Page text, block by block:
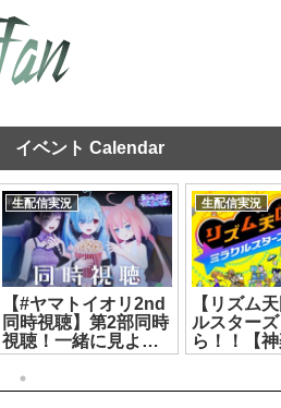
イベント Calendar
生配信実況
【#ヤマトイオリ2nd
同時視聴】第2部同時
視聴！一緒に見よう
🩵【#ヤマトイオリ #
富士葵 #猫宮ひな
た】[2026.08.01]
生配信実況
【リズム
ルスター
ら！！【